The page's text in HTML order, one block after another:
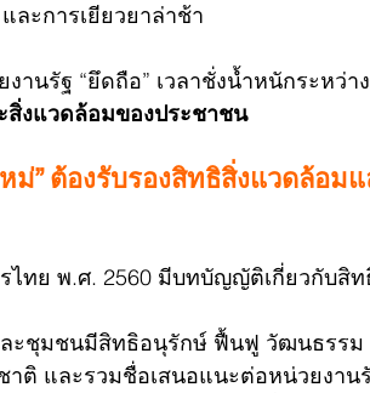
ละการเยียวยาล่าช้า
านรัฐ “ยึดถือ” เวลาชั่งน้ำหนักระหว่าง
สิ่งแวดล้อมของประชาชน
ม่” ต้องรับรองสิทธิสิ่งแวดล้อม
ทย พ.ศ. 2560 มีบทบัญญัติเกี่ยวกับสิ
ะชุมชนมีสิทธิอนุรักษ์ ฟื้นฟู วัฒนธรรม
ติ และรวมชื่อเสนอแนะต่อหน่วยงาน